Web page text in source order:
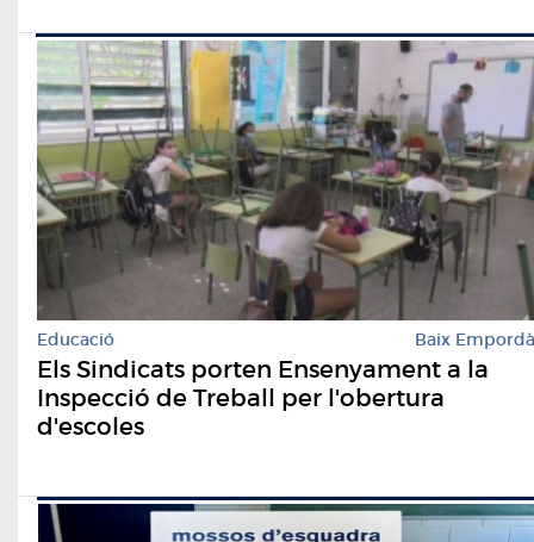
Educació Baix Empordà
Els Sindicats porten Ensenyament a la
Inspecció de Treball per l'obertura
d'escoles